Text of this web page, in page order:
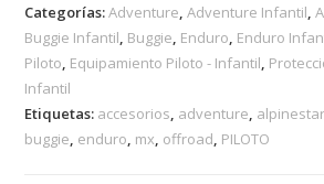
Categorías:Adventure,Adventure Infantil,
Buggie Infantil, Buggie, Enduro, Enduro
Piloto, Equipamiento Piloto - Infantil,
Infantil
Etiquetas: accesorios, adventure,
buggie, enduro, mx, offroad, PILOTO